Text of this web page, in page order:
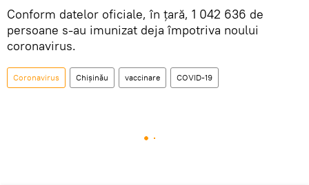
Conform datelor oficiale, în țară, 1 042 636 de
persoane s-au imunizat deja împotriva noului
coronavirus.
Coronavirus Chișinău vaccinare COVID-19